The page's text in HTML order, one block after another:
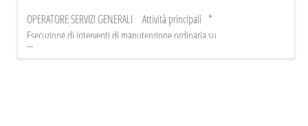
CV
Lingua
OPERATORE SERVIZI GENERALI Attività principali *
Esecuzione di interventi di manutenzione ordinaria su
impianti elettrici industriali e civili (es. sostituzione
...